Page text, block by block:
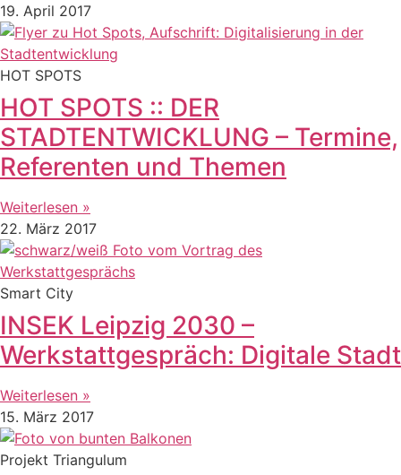
19. April 2017
HOT SPOTS
HOT SPOTS :: DER
STADTENTWICKLUNG – Termine,
Referenten und Themen
Weiterlesen »
22. März 2017
Smart City
INSEK Leipzig 2030 –
Werkstattgespräch: Digitale Stadt
Weiterlesen »
15. März 2017
Projekt Triangulum